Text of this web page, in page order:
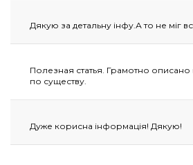
Дякую за детальну інфу.А то не міг
Полезная статья. Грамотно
по существу.
Дуже корисна інформація! Дякую!